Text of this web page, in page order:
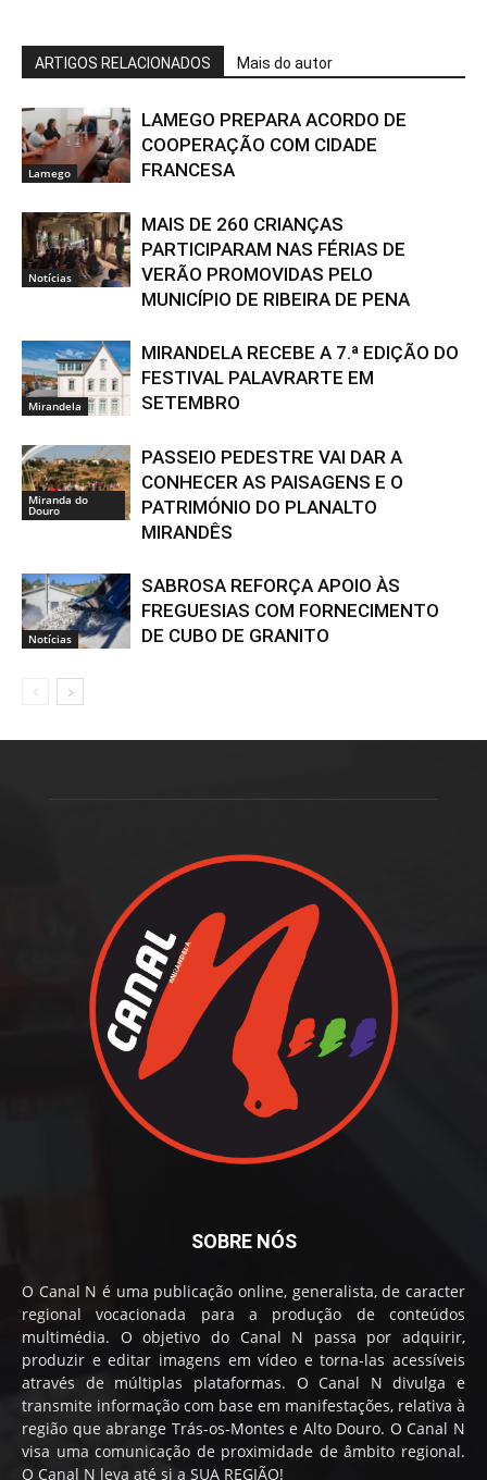
ARTIGOS RELACIONADOS Mais do autor
Lamego
LAMEGO PREPARA ACORDO DE
COOPERAÇÃO COM CIDADE
FRANCESA
Notícias
MAIS DE 260 CRIANÇAS
PARTICIPARAM NAS FÉRIAS DE
VERÃO PROMOVIDAS PELO
MUNICÍPIO DE RIBEIRA DE PENA
Mirandela
MIRANDELA RECEBE A 7.ª EDIÇÃO DO
FESTIVAL PALAVRARTE EM
SETEMBRO
Miranda do
Douro
PASSEIO PEDESTRE VAI DAR A
CONHECER AS PAISAGENS E O
PATRIMÓNIO DO PLANALTO
MIRANDÊS
Notícias
SABROSA REFORÇA APOIO ÀS
FREGUESIAS COM FORNECIMENTO
DE CUBO DE GRANITO
SOBRE NÓS
O Canal N é uma publicação online, generalista, de caracter
regional vocacionada para a produção de conteúdos
multimédia. O objetivo do Canal N passa por adquirir,
produzir e editar imagens em vídeo e torna-las acessíveis
através de múltiplas plataformas. O Canal N divulga e
transmite informação com base em manifestações, relativa à
região que abrange Trás-os-Montes e Alto Douro. O Canal N
visa uma comunicação de proximidade de âmbito regional.
O Canal N leva até si a SUA REGIÃO!